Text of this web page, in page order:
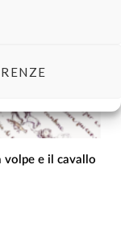
volpe e il cavallo